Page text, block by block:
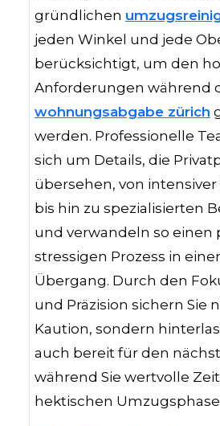
gründlichen
jeden Winkel und jede
berücksichtigt, um den
Anforderungen während
wohnungsabgabe zürich
werden. Professionelle
sich um Details, die
übersehen, von
bis hin zu spezialisierten
und verwandeln so einen
stressigen Prozess in
Übergang. Durch den
und Präzision sichern Sie
Kaution, sondern
auch bereit für den
während Sie wertvolle
hektischen